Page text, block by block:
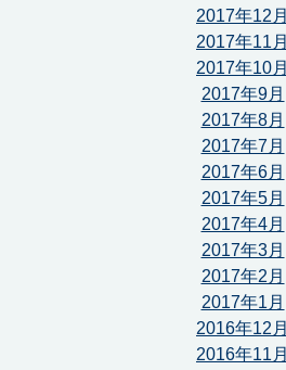
2017年12月
2017年11月
2017年10月
2017年9月
2017年8月
2017年7月
2017年6月
2017年5月
2017年4月
2017年3月
2017年2月
2017年1月
2016年12月
2016年11月